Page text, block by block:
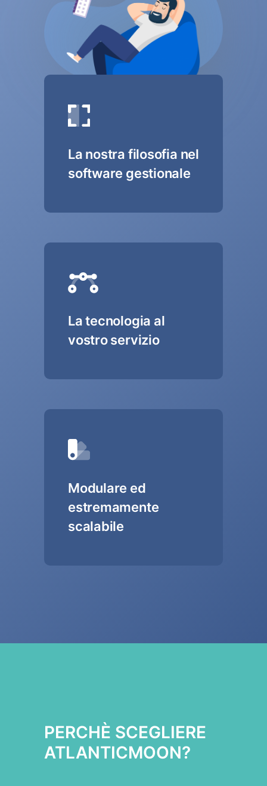
La nostra filosofia nel
software gestionale
La tecnologia al
vostro servizio
Modulare ed
estremamente
scalabile
PERCHÈ SCEGLIERE
ATLANTICMOON?